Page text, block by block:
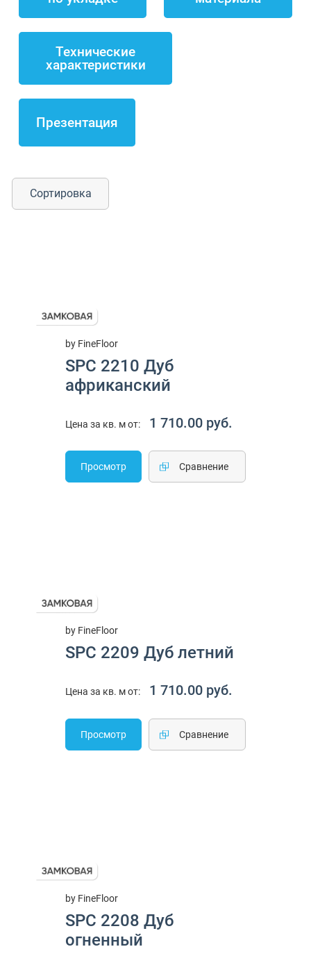
Технические
характеристики
Презентация
Сортировка
by FineFloor
SPC 2210 Дуб
африканский
Цена за кв. м от: 1 710.00 руб.
Просмотр Cравнение
by FineFloor
SPC 2209 Дуб летний
Цена за кв. м от: 1 710.00 руб.
Просмотр Cравнение
by FineFloor
SPC 2208 Дуб
огненный